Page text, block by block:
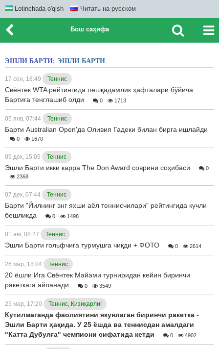
Lotinchada o'qish Читать на русском
Бош саҳифа
ЭШЛИ БАРТИ: ЭШЛИ БАРТИ
17 сен, 18:49 Теннис
Свёнтек WTA рейтингида пешқадамлик ҳафталари бўйича
Бартига тенглашиб олди
0 1713
05 янв, 07:44 Теннис
Барти Australian Open'да Оливия Гадеки билан бирга ишлайди
0 1670
09 дек, 15:05 Теннис
Эшли Барти икки карра The Don Award соврини соҳибаси
0
2368
07 дек, 07:44 Теннис
Барти "Йилнинг энг яхши аёл теннисчилари" рейтингида кучли
бешликда
0 1498
01 авг, 08:27 Теннис
Эшли Барти гольфчига турмушга чиқди + ФОТО 0 2614
26 мар, 18:04 Теннис
20 ёшли Ига Свёнтек Майами турниридан кейин биринчи
ракеткага айланади
0 3549
25 мар, 17:20 Теннис, Қизиқарли!
Кутилмаганда фаолиятини якунлаган биринчи ракетка -
Эшли Барти ҳақида. У 25 ёшда ва теннисдан амалдаги
"Катта Дубулға" чемпиони сифатида кетди
0 4902